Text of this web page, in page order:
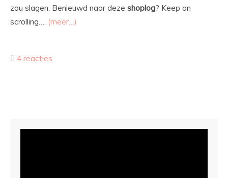
zou slagen. Benieuwd naar deze shoplog? Keep on
scrolling…. (meer…)
4 reacties